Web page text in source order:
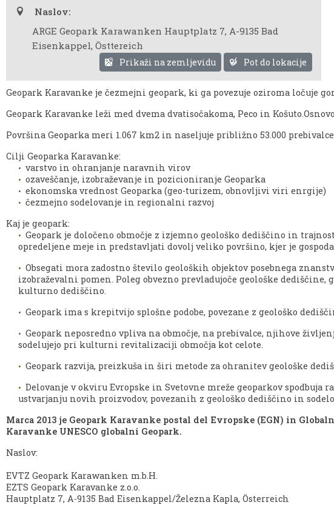
Naslov:
ARGE Geopark Karawanken Hauptplatz 7, A-9135 Bad
Eisenkappel, Östtereich
Prikaži na zemljevidu Pot do lokacije
Geopark Karavanke je čezmejni geopark, ki ga povezuje oziroma ločuje
Geopark Karavanke leži med dvema dvatisočakoma, Peco in
Površina Geoparka meri 1.067 km2 in naseljuje približno 53.000
Cilji Geoparka Karavanke:
varstvo in ohranjanje naravnih virov
ozaveščanje, izobraževanje in pozicioniranje Geoparka
ekonomska vrednost Geoparka (geo-turizem, obnovljivi viri enrgije)
čezmejno sodelovanje in regionalni razvoj
Kaj je geopark:
Geopark je določeno območje z izjemno geološko dediščino in
opredeljene meje in predstavljati dovolj veliko površino, kjer je
Obsegati mora zadostno število geoloških objektov posebnega
izobraževalni pomen. Poleg obvezno prevladujoče geološke
kulturno dediščino.
Geopark ima s krepitvijo splošne podobe, povezane z geološko
Geopark neposredno vpliva na območje, na prebivalce, njihove
sodelujejo pri kulturni revitalizaciji območja kot celote.
Geopark razvija, preizkuša in širi metode za ohranitev geološke
Delovanje v okviru Evropske in Svetovne mreže geoparkov
ustvarjanju novih proizvodov, povezanih z geološko dediščino in
Marca 2013 je Geopark Karavanke postal del Evropske (EGN) in
Karavanke UNESCO globalni Geopark.
Naslov:
EVTZ Geopark Karawanken m.b.H.
EZTS Geopark Karavanke z.o.o.
Hauptplatz 7, A-9135 Bad Eisenkappel/Železna Kapla, Österreich